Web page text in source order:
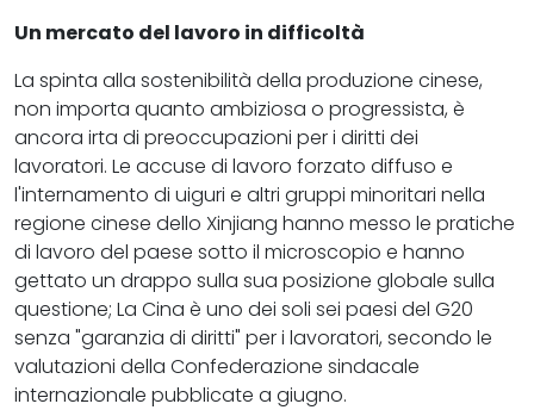
Un mercato del lavoro in difficoltà
La spinta alla sostenibilità della produzione cinese,
non importa quanto ambiziosa o progressista, è
ancora irta di preoccupazioni per i diritti dei
lavoratori. Le accuse di lavoro forzato diffuso e
l'internamento di uiguri e altri gruppi minoritari nella
regione cinese dello Xinjiang hanno messo le pratiche
di lavoro del paese sotto il microscopio e hanno
gettato un drappo sulla sua posizione globale sulla
questione; La Cina è uno dei soli sei paesi del G20
senza "garanzia di diritti" per i lavoratori, secondo le
valutazioni della Confederazione sindacale
internazionale pubblicate a giugno.